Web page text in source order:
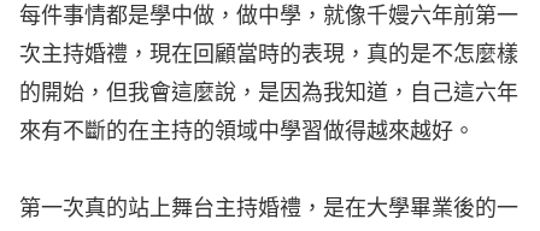
每件事情都是學中做，做中學，就像千嫚六年前第一
次主持婚禮，現在回顧當時的表現，真的是不怎麼樣
的開始，但我會這麼說，是因為我知道，自己這六年
來有不斷的在主持的領域中學習做得越來越好。
第一次真的站上舞台主持婚禮，是在大學畢業後的一